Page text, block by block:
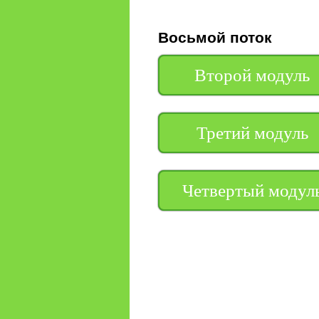
Восьмой поток
Второй модуль
Третий модуль
Четвертый